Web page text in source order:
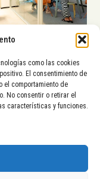
como las cookies
El consentimiento de
el comportamiento de
No consentir o retirar el
características y funciones.
Green City